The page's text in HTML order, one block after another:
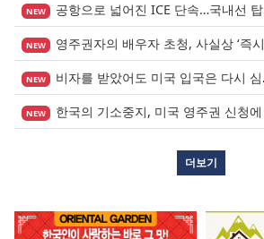
NEW 공항으로 넓어진 ICE 단속…국내선 탑승도 더 이상 안전지대 아니다.
NEW 영주권자의 배우자 초청, 사실상 ‘즉시 진행’ 시대 열렸다.
NEW 비자를 받았어도 미국 입국은 다시 심사받습니다.
NEW 한국의 기소중지, 미국 영주권 신청에 어떤 영향을 미칠까?
더보기